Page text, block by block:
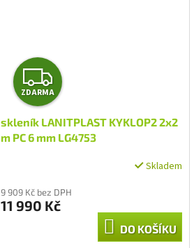
Z
D
A
M
ZDARMA
skleník LANITPLAST KYKLOP2 2x2
m PC 6 mm LG4753
Skladem
9 909 Kč bez DPH
11 990 Kč
DO KOŠÍKU